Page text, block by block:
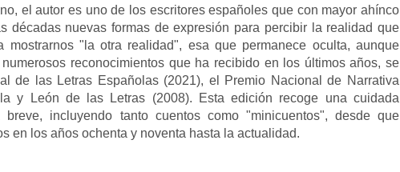
el autor es uno de los escritores españoles que con mayor ahínco
décadas nuevas formas de expresión para percibir la realidad que
mostrarnos "la otra realidad", esa que permanece oculta, aunque
reconocimientos que ha recibido en los últimos años, se
de las Letras Españolas (2021), el Premio Nacional de Narrativa
y León de las Letras (2008). Esta edición recoge una cuidada
incluyendo tanto cuentos como "minicuentos", desde que
en los años ochenta y noventa hasta la actualidad.